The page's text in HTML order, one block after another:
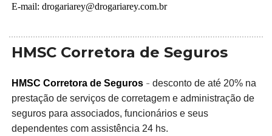
E-mail: drogariarey@drogariarey.com.br
HMSC Corretora de Seguros
HMSC Corretora de Seguros - desconto de até 20% na
prestação de serviços de corretagem e administração de
seguros para associados, funcionários e seus
dependentes com assistência 24 hs.